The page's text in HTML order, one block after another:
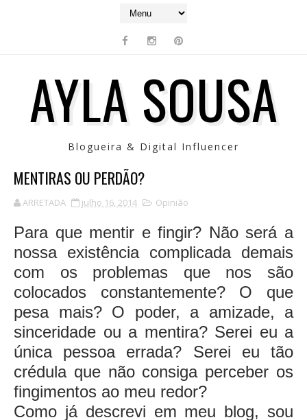
AYLA SOUSA
Blogueira & Digital Influencer
MENTIRAS OU PERDÃO?
ARRETADA julho 16, 2014 Opinião
Para que mentir e fingir? Não será a
nossa existência complicada demais
com os problemas que nos são
colocados constantemente? O que
pesa mais? O poder, a amizade, a
sinceridade ou a mentira? Serei eu a
única pessoa errada? Serei eu tão
crédula que não consiga perceber os
fingimentos ao meu redor?
Como já descrevi em meu blog, sou